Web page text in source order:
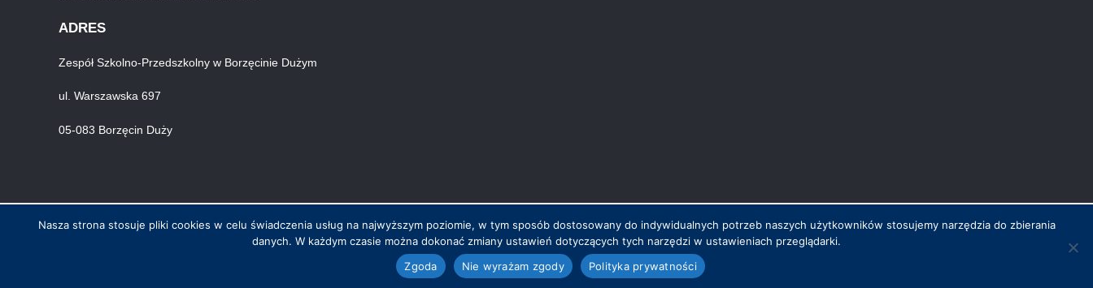
ADRES
Zespół Szkolno-Przedszkolny w Borzęcinie Dużym
ul. Warszawska 697
05-083 Borzęcin Duży
© Wszystkie prawa zastrzeżone. Hosting i wykonanie skynet.net.pl
Nasza strona stosuje pliki cookies w celu świadczenia usług na najwyższym poziomie, w tym sposób dostosowany do indywidualnych potrzeb naszych użytkowników stosujemy narzędzia do zbierania
danych. W każdym czasie można dokonać zmiany ustawień dotyczących tych narzędzi w ustawieniach przeglądarki.
Zgoda
Nie wyrażam zgody Polityka prywatności